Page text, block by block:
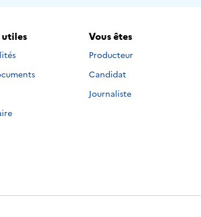
utiles Vous êtes
Producteur
Candidat
Journaliste